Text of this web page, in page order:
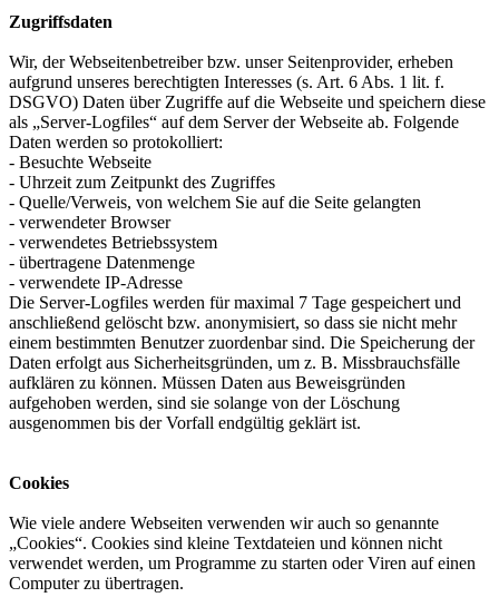
Zugriffsdaten
Wir, der Webseitenbetreiber bzw. unser Seitenprovider, erheben
aufgrund unseres berechtigten Interesses (s. Art. 6 Abs. 1 lit. f.
DSGVO) Daten über Zugriffe auf die Webseite und speichern diese
als „Server-Logfiles“ auf dem Server der Webseite ab. Folgende
Daten werden so protokolliert:
- Besuchte Webseite
- Uhrzeit zum Zeitpunkt des Zugriffes
- Quelle/Verweis, von welchem Sie auf die Seite gelangten
- verwendeter Browser
- verwendetes Betriebssystem
- übertragene Datenmenge
- verwendete IP-Adresse
Die Server-Logfiles werden für maximal 7 Tage gespeichert und
anschließend gelöscht bzw. anonymisiert, so dass sie nicht mehr
einem bestimmten Benutzer zuordenbar sind. Die Speicherung der
Daten erfolgt aus Sicherheitsgründen, um z. B. Missbrauchsfälle
aufklären zu können. Müssen Daten aus Beweisgründen
aufgehoben werden, sind sie solange von der Löschung
ausgenommen bis der Vorfall endgültig geklärt ist.
Cookies
Wie viele andere Webseiten verwenden wir auch so genannte
„Cookies“. Cookies sind kleine Textdateien und können nicht
verwendet werden, um Programme zu starten oder Viren auf einen
Computer zu übertragen.